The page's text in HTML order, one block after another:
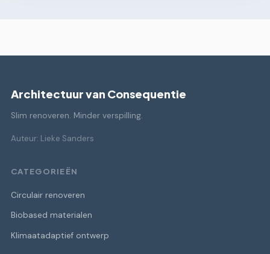
Architectuur van Consequentie
Slim renoveren. Minder verspilling.
Auteur: Lieke Sanders
CATEGORIEËN
Circulair renoveren
Biobased materialen
Klimaatadaptief ontwerp